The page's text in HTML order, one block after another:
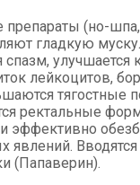
препараты (но-
гладкую
спазм, улучшается
лейкоцитов,
тягостные
ректальные
эффективно
явлений.
(Папаверин).